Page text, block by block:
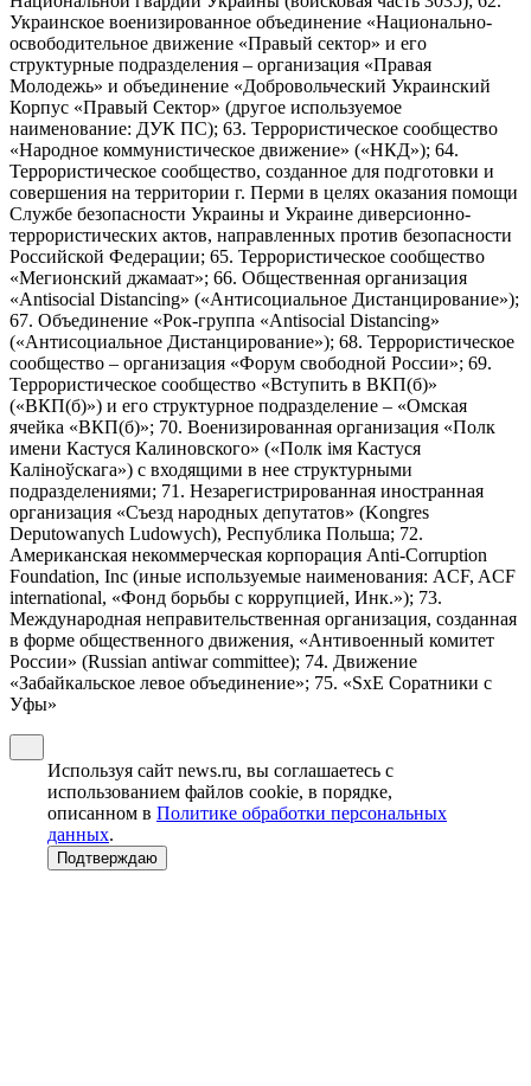
Украинское военизированное объединение «Национально-
освободительное движение «Правый сектор» и его
структурные подразделения – организация «Правая
Молодежь» и объединение «Добровольческий Украинский
Корпус «Правый Сектор» (другое используемое
наименование: ДУК ПС); 63. Террористическое сообщество
«Народное коммунистическое движение» («НКД»); 64.
Террористическое сообщество, созданное для подготовки и
совершения на территории г. Перми в целях оказания помощи
Службе безопасности Украины и Украине диверсионно-
террористических актов, направленных против безопасности
Российской Федерации; 65. Террористическое сообщество
«Мегионский джамаат»; 66. Общественная организация
«Antisocial Distancing» («Антисоциальное Дистанцирование»);
67. Объединение «Рок-группа «Antisocial Distancing»
(«Антисоциальное Дистанцирование»); 68. Террористическое
сообщество – организация «Форум свободной России»; 69.
Террористическое сообщество «Вступить в ВКП(б)»
(«ВКП(б)») и его структурное подразделение – «Омская
ячейка «ВКП(б)»; 70. Военизированная организация «Полк
имени Кастуся Калиновского» («Полк iмя Кастуся
Калiноўскага») с входящими в нее структурными
подразделениями; 71. Незарегистрированная иностранная
организация «Съезд народных депутатов» (Kongres
Deputowanych Ludowych), Республика Польша; 72.
Американская некоммерческая корпорация Anti-Corruption
Foundation, Inc (иные используемые наименования: ACF, ACF
international, «Фонд борьбы с коррупцией, Инк.»); 73.
Международная неправительственная организация, созданная
в форме общественного движения, «Антивоенный комитет
России» (Russian antiwar committee); 74. Движение
«Забайкальское левое объединение»; 75. «SxE Соратники с
Уфы»
Используя сайт news.ru, вы соглашаетесь с
использованием файлов cookie, в порядке,
описанном в Политике обработки персональных
данных.
Подтверждаю